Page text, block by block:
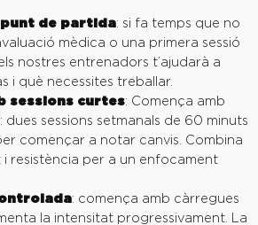
punt de partida: si fa temps que no
mèdica o una primera sessió
nostres entrenadors t’ajudarà a
i què necessites treballar.
sessions curtes: Comença amb
dues sessions setmanals de 60 minuts
començar a notar canvis. Combina
resistència per a un enfocament
: comença amb càrregues
la intensitat progressivament. La